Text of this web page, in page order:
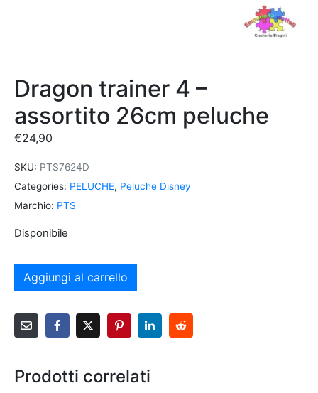
Dragon trainer 4 –
assortito 26cm peluche
€24,90
SKU: PTS7624D
Categories: PELUCHE, Peluche Disney
Marchio: PTS
Disponibile
Aggiungi al carrello
Prodotti correlati